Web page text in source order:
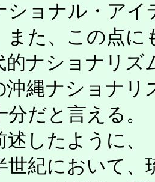
ショナル・ア
また、この点に
的ナショナリ
沖縄ナショナ
だと言える。
したように、
世紀において